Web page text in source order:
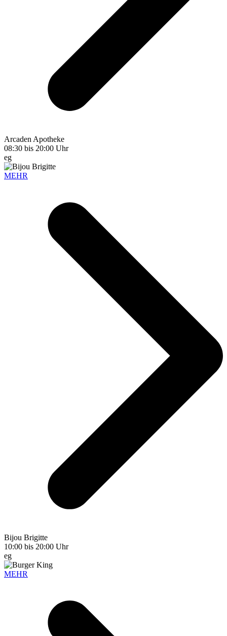
Arcaden Apotheke
08:30 bis 20:00 Uhr
eg
MEHR
Bijou Brigitte
10:00 bis 20:00 Uhr
eg
MEHR